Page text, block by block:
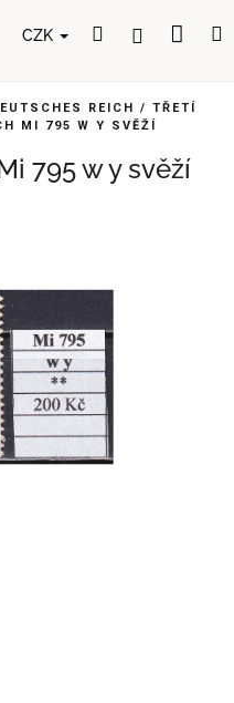
CZK HledatPřihlášení
REICH / TŘETÍ
MI 795 W Y SVĚŽÍ
795 w y svěží